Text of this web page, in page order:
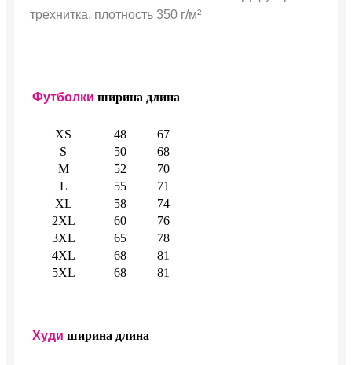
трехнитка, плотность 350 г/м²
Футболки ширина длина
XS 48
67
S
50
68
M
52
70
L
55
71
XL
58
74
2XL
60
76
3XL
65
78
4XL
68
81
5XL
68 81
Худи ширина длина